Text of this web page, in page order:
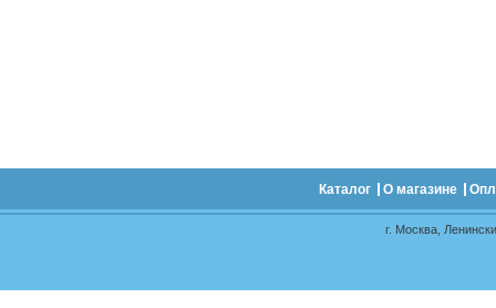
Каталог О магазине
г. Москва,